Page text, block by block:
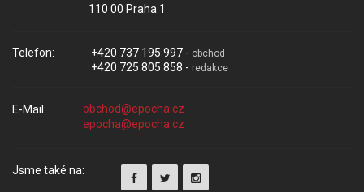
110 00 Praha 1
Telefon: +420 737 195 997 - obchod
+420 725 805 858 - redakce
E-Mail:
Jsme také na: